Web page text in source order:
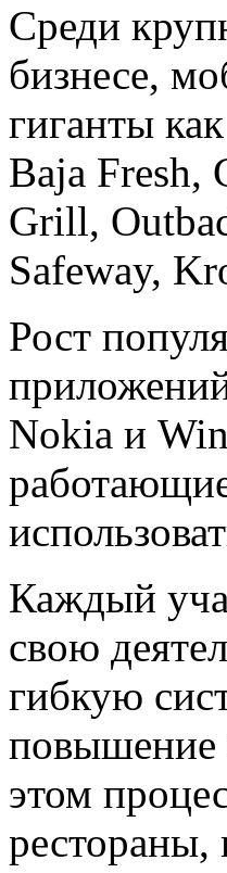
Среди
бизнесе,
гиганты
Baja Fresh,
Grill,
Safeway,
Рост
Nokia и
Каждый
свою
гибкую
повышение
этом